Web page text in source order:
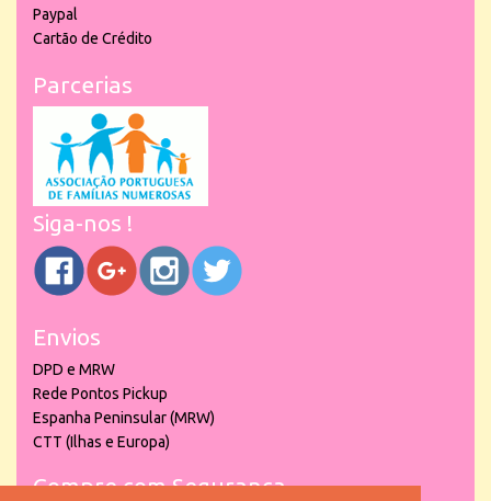
Paypal
Cartão de Crédito
Parcerias
Siga-nos !
Envios
DPD e MRW
Rede Pontos Pickup
Espanha Peninsular (MRW)
CTT (Ilhas e Europa)
Compre com Segurança